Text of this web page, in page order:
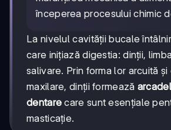
începerea procesului chimic
La nivelul cavității bucale
care inițiază digestia: dinții,
salivare. Prin forma lor arcuită
maxilare, dinții formează
dentare care sunt esențiale
masticație.